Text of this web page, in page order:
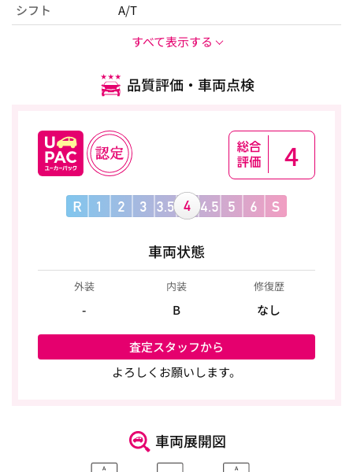
シフト
A/T
すべて表示する
品質評価・車両点検
4
車両状態
外装
-
内装
B
修復歴
なし
査定スタッフから
よろしくお願いします。
車両展開図
A A